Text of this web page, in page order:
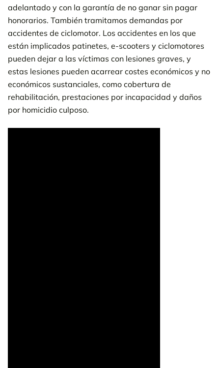
Qué hacer tras un accidente de scooter, ciclomotor o e-scooter
Indemnización por daños y perjuicios a las víctimas de
accidentes de scooter, scooter eléctrica y ciclomotor
Ejemplos de Acuerdos por Accidentes de Ciclomotor, Scooter y
Scooter Eléctrico que Obtuvimos para Nuestros Clientes
Los abogados de lesiones de Abrahamson & Uiterwyk a menudo
consiguen que las víctimas lesionadas reciban una
adelantado y con la garantía de no ganar sin pagar
honorarios. También tramitamos demandas por
accidentes de ciclomotor. Los accidentes en los que
están implicados patinetes, e-scooters y ciclomotores
pueden dejar a las víctimas con lesiones graves, y
estas lesiones pueden acarrear costes económicos y no
económicos sustanciales, como cobertura de
rehabilitación, prestaciones por incapacidad y daños
por homicidio culposo.